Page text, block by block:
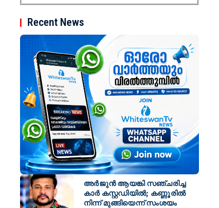
Recent News
അർജുൻ ആയങ്കി സഞ്ചരിച്ച
കാർ കസ്റ്റഡിയിൽ; കണ്ണൂരിൽ
നിന്ന് മുങ്ങിയെന്ന് സംശയം